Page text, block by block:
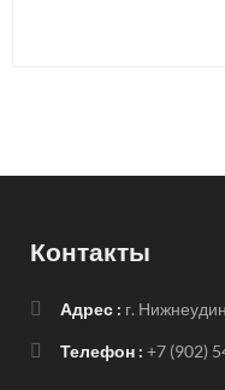
Контакты
Адрес : г.
Телефон : +7 (902)